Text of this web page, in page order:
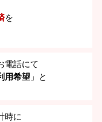
を
電話にて
用希望 」と
時に